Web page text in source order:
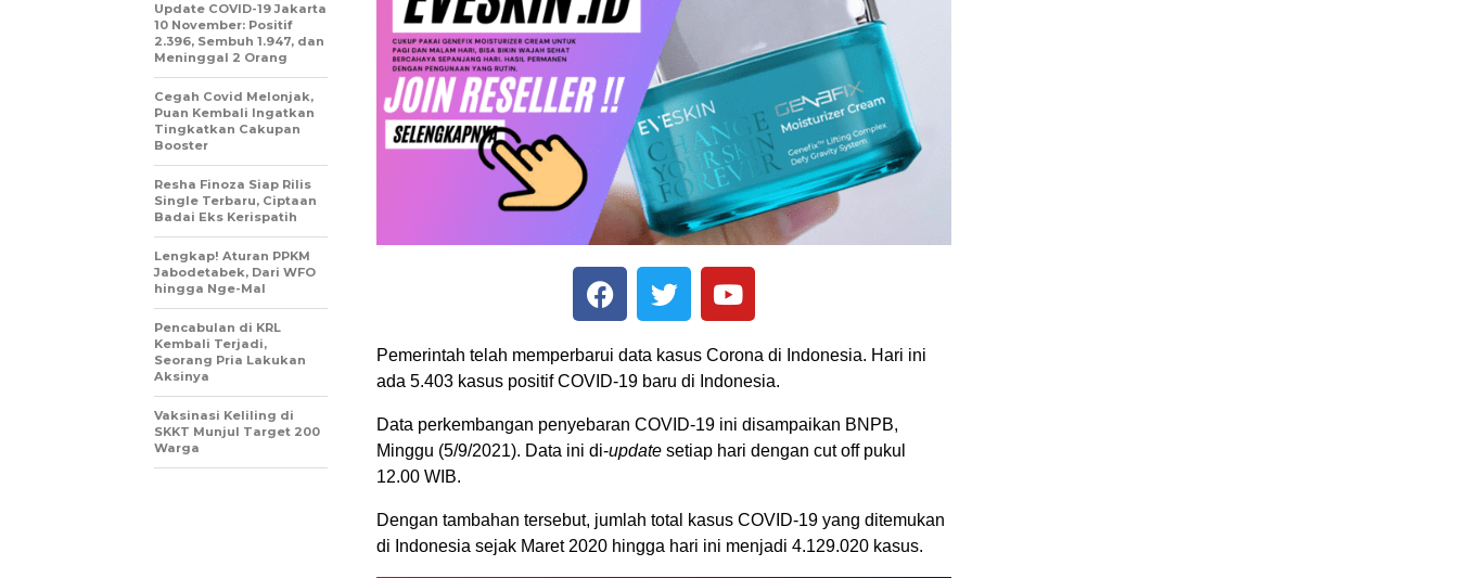
Pemerintah telah memperbarui data kasus Corona di Indonesia. Hari ini
ada 5.403 kasus positif COVID-19 baru di Indonesia.
Data perkembangan penyebaran COVID-19 ini disampaikan BNPB,
Minggu (5/9/2021). Data ini di-update setiap hari dengan cut off pukul
12.00 WIB.
Dengan tambahan tersebut, jumlah total kasus COVID-19 yang ditemukan
di Indonesia sejak Maret 2020 hingga hari ini menjadi 4.129.020 kasus.
Update COVID-19 Jakarta
10 November: Positif
2.396, Sembuh 1.947, dan
Meninggal 2 Orang
Cegah Covid Melonjak,
Puan Kembali Ingatkan
Tingkatkan Cakupan
Booster
Resha Finoza Siap Rilis
Single Terbaru, Ciptaan
Badai Eks Kerispatih
Lengkap! Aturan PPKM
Jabodetabek, Dari WFO
hingga Nge-Mal
Pencabulan di KRL
Kembali Terjadi,
Seorang Pria Lakukan
Aksinya
Vaksinasi Keliling di
SKKT Munjul Target 200
Warga